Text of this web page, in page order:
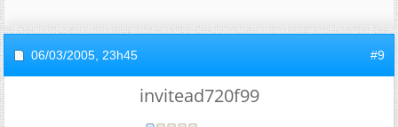
06/03/2005, 23h45 #9
invitead720f99